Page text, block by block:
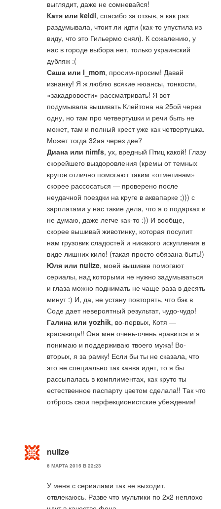
выглядит, даже не сомневайся!
Катя или keidi, спасибо за отзыв, я как раз
раздумывала, чтоит ли идти (как-то упустила из
виду, что это Гильермо снял). К сожалению, у
нас в городе выбора нет, только украинский
дубляж :(
Саша или l_mom, просим-просим! Давай
изнанку! Я ж люблю всякие нюансы, тонкости,
«закадровости» рассматривать! Я вот
подумывала вышивать Клейтона на 25ой через
одну, но там про четвертушки и речи быть не
может, там и полный крест уже как четвертушка.
Может тогда 32ая через две?
Диана или nimfs, ух, вредный Птиц какой! Глазу
скорейшего выздоровления (кремы от темных
кругов отлично помогают таким «отметинам»
скорее рассосаться — проверено после
неудачной поездки на круге в аквапарке ;))) с
зарплатами у нас такие дела, что я о подарках и
не думаю, даже легче как-то :)) И вообще,
скорее вышивай животинку, которая посулит
нам грузовик сладостей и никакого искупления в
виде лишних кило! (такая просто обязана быть!)
Юля или nulize, моей вышивке помогают
сериалы, над которыми не нужно задумываться
и глаза можно поднимать не чаще раза в десять
минут :) И, да, не устану повторять, что бэк в
Соде дает невероятный результат, чудо-чудо!
Галина или yozhik, во-первых, Котя —
красавица!! Она мне очень-очень нравится и я
понимаю и поддерживаю твоего мужа! Во-
вторых, я за рамку! Если бы ты не сказала, что
это не специально так канва идет, то я бы
рассыпалась в комплиментах, как круто ты
естественное паспарту цветом сделала!! Так что
отбрось свои перфекционистские убеждения!
nulize
6 МАРТА 2015 В 22:23
У меня с сериалами так не выходит,
отвлекаюсь. Разве что мультики по 2х2 неплохо